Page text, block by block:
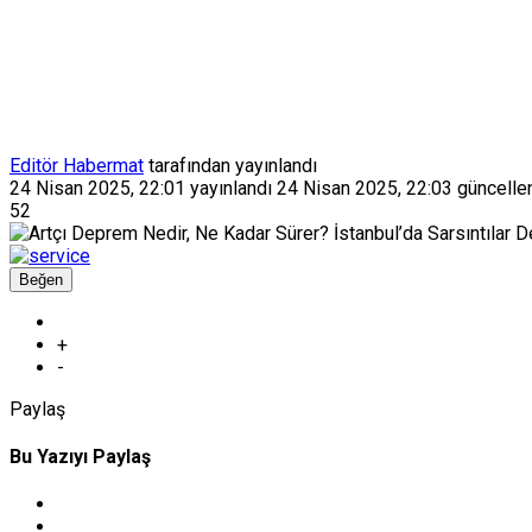
Editör Habermat tarafından yayınlandı
24 Nisan 2025, 22:01 yayınlandı 24 Nisan 2025, 22:03
52
Beğen
+
-
Paylaş
Bu Yazıyı Paylaş